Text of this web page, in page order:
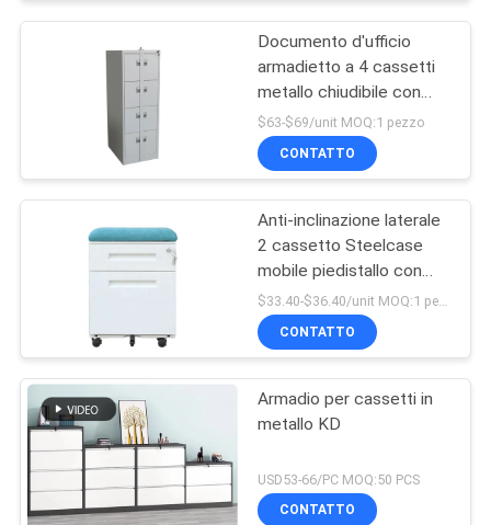
PRIVACY
POLICY
Documento d'ufficio
armadietto a 4 cassetti
metallo chiudibile con
barra di blocco
$63-$69/unit MOQ:1 pezzo
CONTATTO
Anti-inclinazione laterale
2 cassetto Steelcase
mobile piedistallo con
cuscino
CONTATTO
Armadio per cassetti in
metallo KD
USD53-66/PC MOQ:50 PCS
CONTATTO